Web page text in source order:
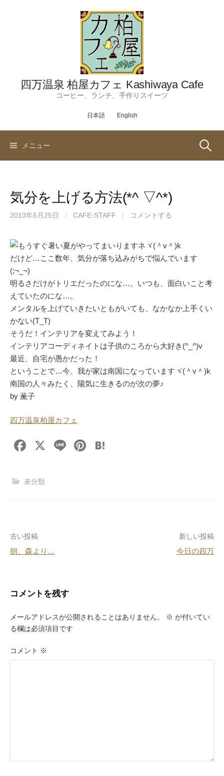
四万温泉 柏屋カフェ Kashiwaya Cafe
コーヒー、ランチ、手作りスイーツ
日本語 English
メニュー 検
気分を上げる方法(*^ ▽^*)
2013年5月25日 / CAFE-STAFF / コメントする
もうすぐ暑い夏がやってまいりますネヾ(＾v＾)k
だけど…ここ数年、気分が落ち込みがちで悩んでいます
(;¬_¬)
明るさだけがトリエだったのにな…。いつも、面白いこと考
えていたのにな…。
メンタルを上げていきたいともがいても、なかなか上手くい
かない(T_T)
そうだ！インテリアを変えてみよう！
インテリアコーディネイトは子供のころから大好き(^_^)v
最近、自宅が愚かだった！
ということで…今、我が家は南国になっていますヾ(＾v＾)k
南国の人々みたく、陽気に生きるのが次の夢♪
by 薫子
四万温泉柏屋カフェ
F
c
o
k
X
Li
Pi
未分類
投
稿
ビ
ゲ
ー
シ
古い投稿
朝、森より…
新しい投稿
今日の四万
コメントを残す
メールアドレスが公開されることはありません。 ※ が付いてい
る欄は必須項目です
コメント ※